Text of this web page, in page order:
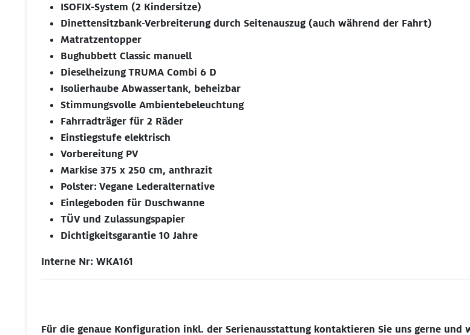
ISOFIX-System (2 Kindersitze)
Dinettensitzbank-Verbreiterung durch Seitenauszug (auch während der Fahrt)
Matratzentopper
Bughubbett Classic manuell
Dieselheizung TRUMA Combi 6 D
Isolierhaube Abwassertank, beheizbar
Stimmungsvolle Ambientebeleuchtung
Fahrradträger für 2 Räder
Einstiegstufe elektrisch
Vorbereitung PV
Markise 375 x 250 cm, anthrazit
Polster: Vegane Lederalternative
Einlegeboden für Duschwanne
TÜV und Zulassungspapier
Dichtigkeitsgarantie 10 Jahre
Interne Nr: WKA161
Für die genaue Konfiguration inkl. der Serienausstattung kontaktieren Sie uns gerne und